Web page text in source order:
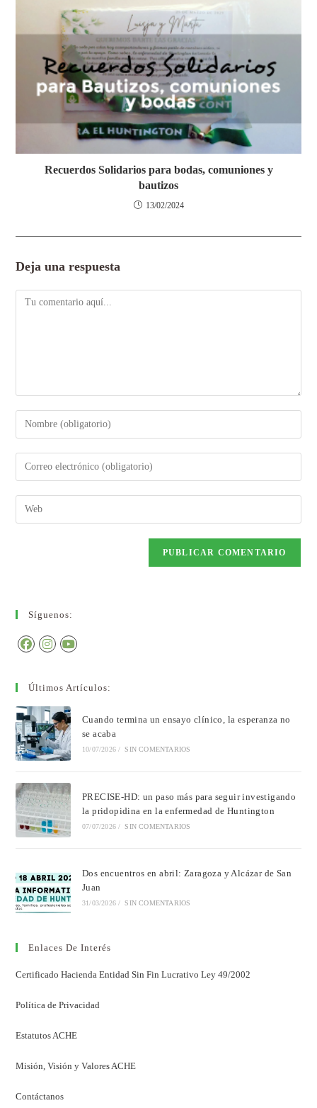
Recuerdos Solidarios para bodas, comuniones y
bautizos
13/02/2024
Deja una respuesta
Síguenos:
Últimos Artículos:
Cuando termina un ensayo clínico, la esperanza no
se acaba
10/07/2026 / SIN COMENTARIOS
PRECISE-HD: un paso más para seguir investigando
la pridopidina en la enfermedad de Huntington
07/07/2026 / SIN COMENTARIOS
Dos encuentros en abril: Zaragoza y Alcázar de San
Juan
31/03/2026 / SIN COMENTARIOS
Enlaces De Interés
Certificado Hacienda Entidad Sin Fin Lucrativo Ley 49/2002
Política de Privacidad
Estatutos ACHE
Misión, Visión y Valores ACHE
Contáctanos